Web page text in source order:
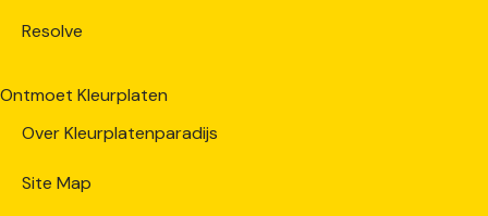
Resolve
Ontmoet Kleurplaten
Over Kleurplatenparadijs
Site Map